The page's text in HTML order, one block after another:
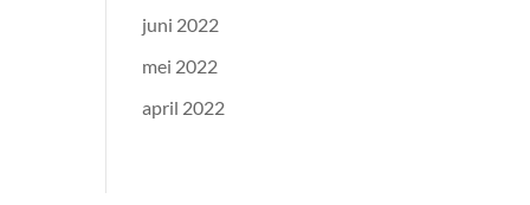
juni 2022
mei 2022
april 2022